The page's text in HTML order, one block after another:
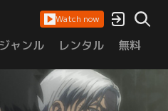
Watch now
ジャンル レンタル 無料